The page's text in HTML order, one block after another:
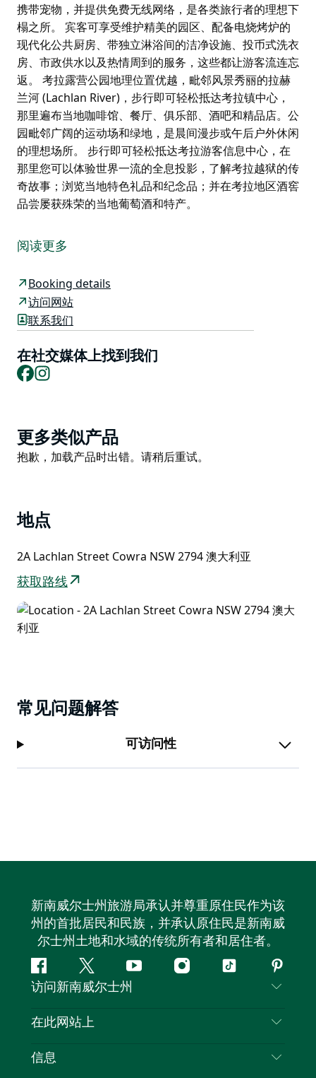
携带宠物，并提供免费无线网络，是各类旅行者的理想下
榻之所。 宾客可享受维护精美的园区、配备电烧烤炉的
现代化公共厨房、带独立淋浴间的洁净设施、投币式洗衣
房、市政供水以及热情周到的服务，这些都让游客流连忘
返。 考拉露营公园地理位置优越，毗邻风景秀丽的拉赫
兰河 (Lachlan River)，步行即可轻松抵达考拉镇中心，
那里遍布当地咖啡馆、餐厅、俱乐部、酒吧和精品店。公
园毗邻广阔的运动场和绿地，是晨间漫步或午后户外休闲
的理想场所。 步行即可轻松抵达考拉游客信息中心，在
那里您可以体验世界一流的全息投影，了解考拉越狱的传
奇故事；浏览当地特色礼品和纪念品；并在考拉地区酒窖
品尝屡获殊荣的当地葡萄酒和特产。
区最受推荐的露营地之一，以其卓越的环境、完善的设施
和热情好客的乡村风情而闻名。
公园提供多种宽敞的带电和不带电营位供您选择，包括水
泥板、草地和直通式营位，您也可以选择入住舒适的独立
套房小木屋。公园允许携带宠物，并提供免费无线网络，
是各类旅行者的理想下榻之所。
宾客可享受维护精美的园区、配备电烧烤炉的现代化公共
厨房、带独立淋浴间的洁净设施、投币式洗衣房、市政供
(Lachlan River)，步行即可轻松抵达考拉镇中心，那里遍
布当地咖啡馆、餐厅、俱乐部、酒吧和精品店。公园毗邻
步行即可轻松抵达考拉游客信息中心，在那里您可以体验
世界一流的全息投影，了解考拉越狱的传奇故事；浏览当
地特色礼品和纪念品；并在考拉地区酒窖品尝屡获殊荣的
阅读更多
Booking details
访问网站
联系我们
在社交媒体上找到我们
Facebook
Product
List
更多类似产品
Product
抱歉，加载产品时出错。请稍后重试。
地点
2A Lachlan Street Cowra NSW 2794 澳大利亚
获取路线
常见问题解答
可访问性
新南威尔士州旅游局承认并尊重原住民作为该
州的首批居民和民族，并承认原住民是新南威
尔士州土地和水域的传统所有者和居住者。
Facebook叽
叽
喳
YouTubeInstagram
抖
访问新南威尔士州
联系我们
隐私
在此网站上
目的地
信息